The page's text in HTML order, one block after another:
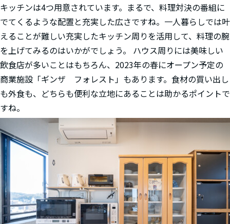
キッチンは4つ用意されています。まるで、料理対決の番組に
でてくるような配置と充実した広さですね。一人暮らしでは叶
えることが難しい充実したキッチン周りを活用して、料理の腕
を上げてみるのはいかがでしょう。 ハウス周りには美味しい
飲食店が多いことはもちろん、2023年の春にオープン予定の
商業施設「ギンザ フォレスト」もあります。食材の買い出し
も外食も、どちらも便利な立地にあることは助かるポイントで
すね。